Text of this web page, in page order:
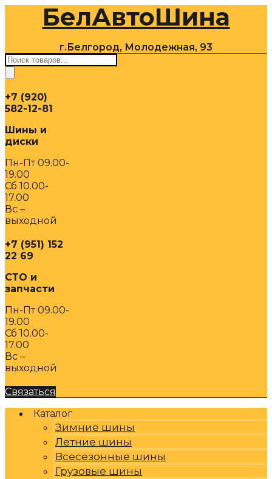
содержимомуБелАвтоШина
г.Белгород, Молодежная, 93
Поиск
товаров
+7 (920)
582-12-81
Шины и
диски
Пн-Пт 09.00-
19.00
Сб 10.00-
17.00
Вс –
выходной
+7 (951) 152
22 69
СТО и
запчасти
Пн-Пт 09.00-
19.00
Сб 10.00-
17.00
Вс –
выходной
Связаться
Каталог
Зимние шины
Летние шины
Всесезонные шины
Грузовые шины